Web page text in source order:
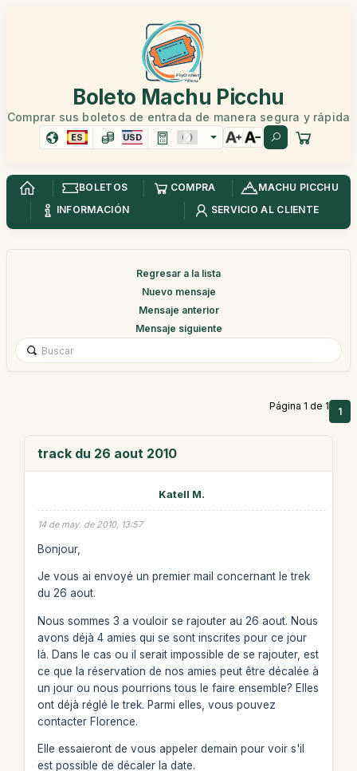
Boleto Machu Picchu
Comprar sus boletos de entrada de manera segura y rápida
ES USD
BOLETOS COMPRA
MACHU PICCHU
INFORMACIÓN
SERVICIO AL CLIENTE
Regresar a la lista
Nuevo mensaje
Mensaje anterior
Mensaje siguiente
Página 1 de 1 1
track du 26 aout 2010
Katell M.
14 de may. de 2010, 13:57
Bonjour,
Je vous ai envoyé un premier mail concernant le trek
du 26 aout.
Nous sommes 3 a vouloir se rajouter au 26 aout. Nous
avons déjà 4 amies qui se sont inscrites pour ce jour
là. Dans le cas ou il serait impossible de se rajouter, est
ce que la réservation de nos amies peut être décalée à
un jour ou nous pourrions tous le faire ensemble? Elles
ont déjà réglé le trek. Parmi elles, vous pouvez
contacter Florence.
Elle essaieront de vous appeler demain pour voir s'il
est possible de décaler la date.